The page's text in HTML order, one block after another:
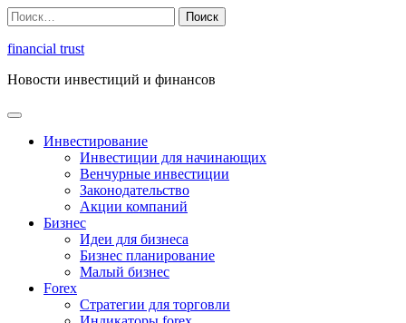
Перейти
к
содержимому
Найти:
financial trust
Новости инвестиций и финансов
Инвестирование
Инвестиции для начинающих
Венчурные инвестиции
Законодательство
Акции компаний
Бизнес
Идеи для бизнеса
Бизнес планирование
Малый бизнес
Forex
Стратегии для торговли